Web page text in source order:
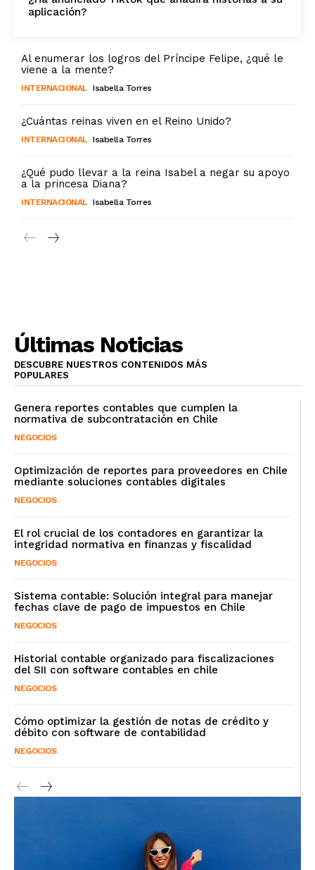
aplicación?
Al enumerar los logros del Príncipe Felipe, ¿qué le
viene a la mente?
INTERNACIONAL Isabella Torres
¿Cuántas reinas viven en el Reino Unido?
INTERNACIONAL Isabella Torres
¿Qué pudo llevar a la reina Isabel a negar su apoyo
a la princesa Diana?
INTERNACIONAL Isabella Torres
Últimas Noticias
DESCUBRE NUESTROS CONTENIDOS MÁS
POPULARES
Genera reportes contables que cumplen la
normativa de subcontratación en Chile
NEGOCIOS
Optimización de reportes para proveedores en Chile
mediante soluciones contables digitales
NEGOCIOS
El rol crucial de los contadores en garantizar la
integridad normativa en finanzas y fiscalidad
NEGOCIOS
Sistema contable: Solución integral para manejar
fechas clave de pago de impuestos en Chile
NEGOCIOS
Historial contable organizado para fiscalizaciones
del SII con software contables en chile
NEGOCIOS
Cómo optimizar la gestión de notas de crédito y
débito con software de contabilidad
NEGOCIOS